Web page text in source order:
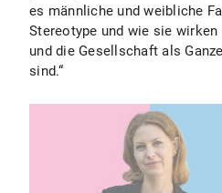
es männliche und weibliche
Stereotype und wie sie
und die Gesellschaft als
sind.“